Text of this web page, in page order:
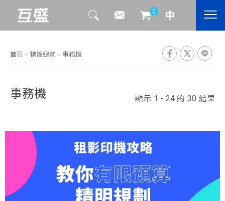
0
首頁 > 標籤總覽 > 事務機
事務機 顯示 1 - 24 的 30 結果